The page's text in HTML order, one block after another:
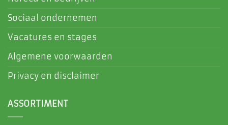
Sociaal ondernemen
Vacatures en stages
Algemene voorwaarden
Privacy en disclaimer
ASSORTIMENT